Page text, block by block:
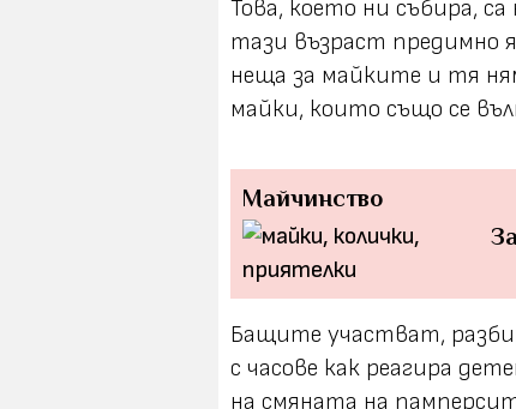
Това, което ни събира,
тази възраст предимно
неща за майките и тя
майки, които също се
Майчинство
Бащите участват,
с часове как реагира
на смяната на